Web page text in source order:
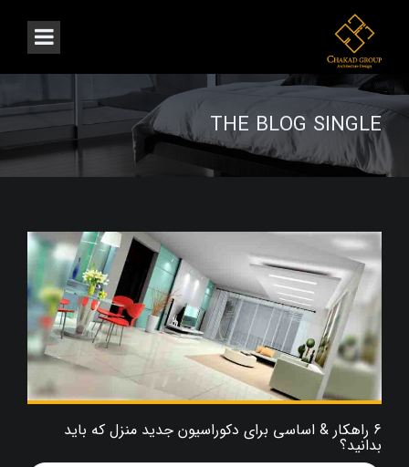
THE BLOG SINGLE
6 راهکار & اساسی برای دکوراسیون جدید منزل که باید
بدانید؟